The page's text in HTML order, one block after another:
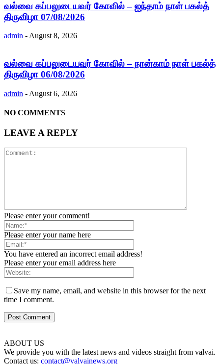
வல்வை கப்பலுடையவர் கோவில் – ஐந்தாம் நாள் பகல்த்
திருவிழா 07/08/2026
admin - August 8, 2026
வல்வை கப்பலுடையவர் கோவில் – நான்காம் நாள் பகல்த்
திருவிழா 06/08/2026
admin - August 6, 2026
NO COMMENTS
LEAVE A REPLY
Please enter your comment!
Please enter your name here
You have entered an incorrect email address!
Please enter your email address here
Save my name, email, and website in this browser for the next
time I comment.
ABOUT US
We provide you with the latest news and videos straight from valvai.
Contact us: contact@valvainews.org